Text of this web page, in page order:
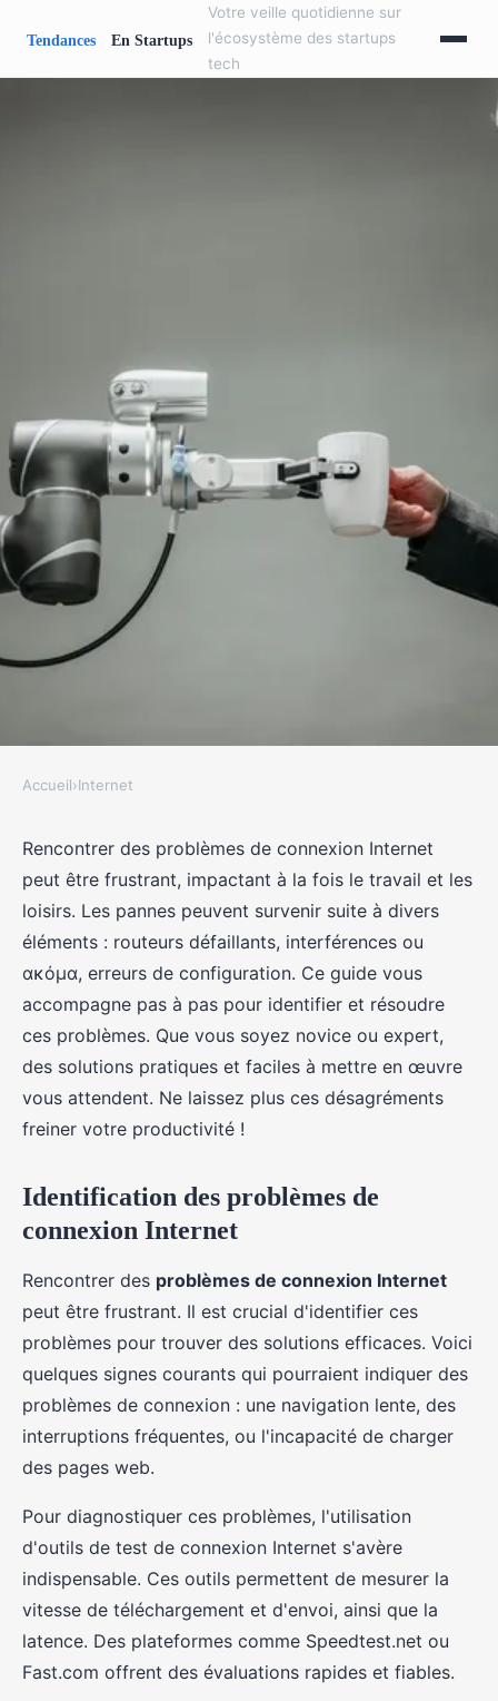
Votre veille quotidienne sur
l'écosystème des startups
tech
Comment résoudre des
problèmes de connexion Internet
?
Margot• 9 octobre 2024•7 min de lecture
Accueil›Internet
Rencontrer des problèmes de connexion Internet
peut être frustrant, impactant à la fois le travail et les
loisirs. Les pannes peuvent survenir suite à divers
éléments : routeurs défaillants, interférences ou
ακόμα, erreurs de configuration. Ce guide vous
accompagne pas à pas pour identifier et résoudre
ces problèmes. Que vous soyez novice ou expert,
des solutions pratiques et faciles à mettre en œuvre
vous attendent. Ne laissez plus ces désagréments
freiner votre productivité !
Identification des problèmes de
connexion Internet
Rencontrer des problèmes de connexion Internet
peut être frustrant. Il est crucial d'identifier ces
problèmes pour trouver des solutions efficaces. Voici
quelques signes courants qui pourraient indiquer des
problèmes de connexion : une navigation lente, des
interruptions fréquentes, ou l'incapacité de charger
des pages web.
Pour diagnostiquer ces problèmes, l'utilisation
d'outils de test de connexion Internet s'avère
indispensable. Ces outils permettent de mesurer la
vitesse de téléchargement et d'envoi, ainsi que la
latence. Des plateformes comme Speedtest.net ou
Fast.com offrent des évaluations rapides et fiables.